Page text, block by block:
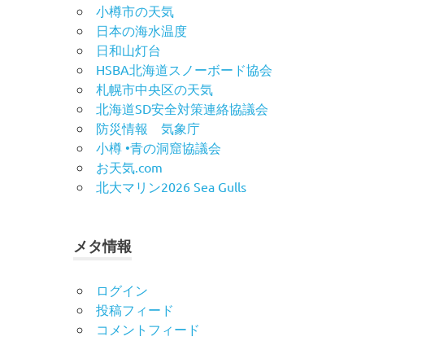
小樽市の天気
日本の海水温度
日和山灯台
HSBA北海道スノーボード協会
札幌市中央区の天気
北海道SD安全対策連絡協議会
防災情報 気象庁
小樽 •青の洞窟協議会
お天気.com
北大マリン2026 Sea Gulls
メタ情報
ログイン
投稿フィード
コメントフィード